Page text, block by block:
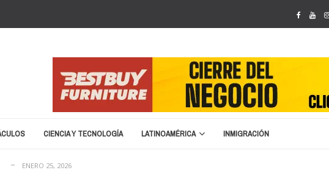
CIENCIA Y TECNOLOGÍA LATINOAMÉRICA INMIGRACIÓN
cierre y liquidación ENERO 20, 2026
nombre para la Copa del Mundo 2026 SEPTIEMBRE 16, 2025
“No vamos a devolver a un terrorist... ABRIL 15, 2025
ENERO 25, 2026